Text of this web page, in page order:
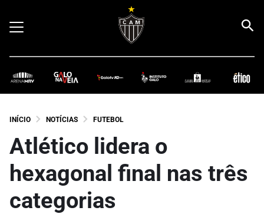
INÍCIO NOTÍCIAS FUTEBOL
Atlético lidera o
hexagonal final nas três
categorias